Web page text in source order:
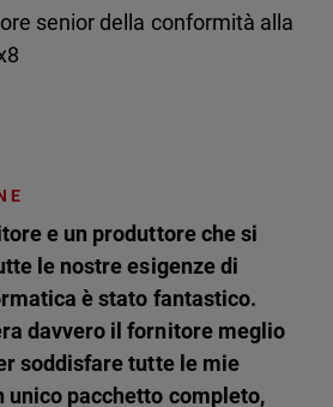
senior della conformità alla
e un produttore che si
le nostre esigenze di
è stato fantastico.
davvero il fornitore meglio
soddisfare tutte le mie
unico pacchetto completo,